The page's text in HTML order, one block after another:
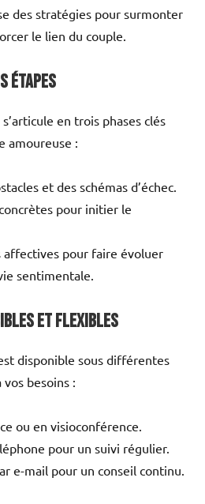
des stratégies pour surmonter
le lien du couple.
étapes
en trois phases clés
amoureuse :
et des schémas d’échec.
pour initier le
affectives pour faire évoluer
sentimentale.
et flexibles
disponible sous différentes
besoins :
ou en visioconférence.
pour un suivi régulier.
e-mail pour un conseil continu.